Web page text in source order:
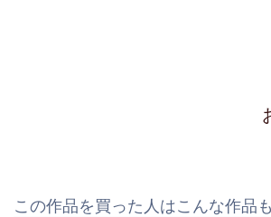
この作品を買った人はこんな作品